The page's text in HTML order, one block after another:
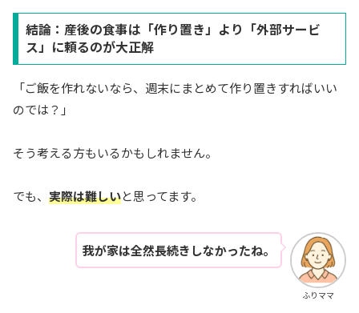
結論：産後の食事は「作り置き」より「外部サービ
ス」に頼るのが大正解
「ご飯を作れないなら、週末にまとめて作り置きすればいい
のでは？」
そう考える方もいるかもしれません。
でも、 実際は難しいと思ってます。
ふりママ
我が家は全然長続きしなかったね。